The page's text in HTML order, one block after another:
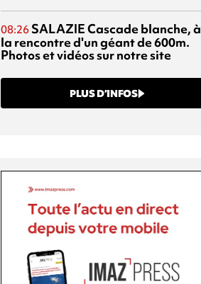
08:26 SALAZIECascade blanche, à
la rencontre d'un géant de 600m.
Photos et vidéos sur notre site
PLUS D’INFOS